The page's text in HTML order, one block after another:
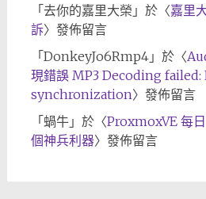
「去你的嘉里大榮 」於〈嘉里
訴〉發佈留言
「DonkeyJo6Rmp4」於〈
現錯誤 MP3 Decoding failed:
synchronization〉發佈留言
「蝸牛」於〈ProxmoxVE 每
個神兵利器〉發佈留言